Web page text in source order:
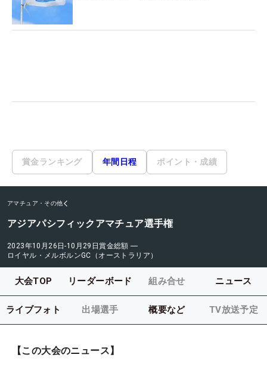
賞金ランキング 年間日程 ポイント・成績
アマチュア・その他
アジアパシフィックアマチュア選手権
2023年10月26日-10月29日賞金総額 ―
ロイヤル・メルボルンGC（オーストラリア）
大会TOP リーダーボード 組み合せ ニュース
ライブフォト 出場選手 概要など TV放送予定
【この大会のニュース】